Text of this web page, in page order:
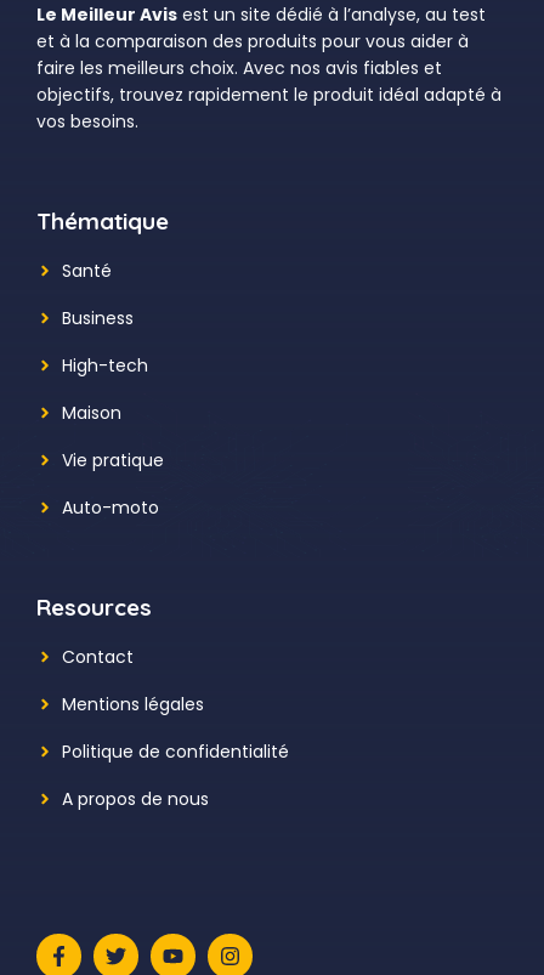
Le Meilleur Avis est un site dédié à l’analyse, au test
et à la comparaison des produits pour vous aider à
faire les meilleurs choix. Avec nos avis fiables et
objectifs, trouvez rapidement le produit idéal adapté à
vos besoins.
Thématique
Santé
Business
High-tech
Maison
Vie pratique
Auto-moto
Resources
Contact
Mentions légales
Politique de confidentialité
A propos de nous